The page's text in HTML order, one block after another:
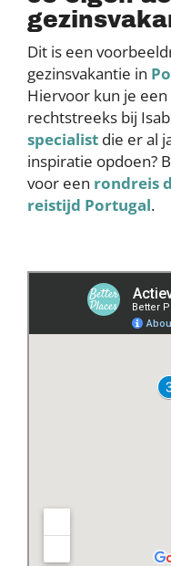
Dit is een
gezinsvakantie in
Hiervoor kun je een
rechtstreeks bij
specialist die er al
inspiratie opdoen?
voor een rondreis
reistijd Portugal.